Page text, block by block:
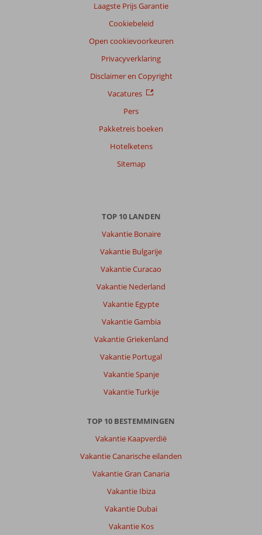
Laagste Prijs Garantie
Cookiebeleid
Open cookievoorkeuren
Privacyverklaring
Disclaimer en Copyright
Vacatures
Pers
Pakketreis boeken
Hotelketens
Sitemap
TOP 10 LANDEN
Vakantie Bonaire
Vakantie Bulgarije
Vakantie Curacao
Vakantie Nederland
Vakantie Egypte
Vakantie Gambia
Vakantie Griekenland
Vakantie Portugal
Vakantie Spanje
Vakantie Turkije
TOP 10 BESTEMMINGEN
Vakantie Kaapverdië
Vakantie Canarische eilanden
Vakantie Gran Canaria
Vakantie Ibiza
Vakantie Dubai
Vakantie Kos